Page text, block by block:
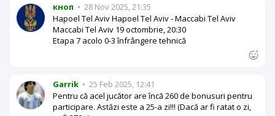
кноп • 28 Nov 2025, 21:35
Hapoel Tel Aviv Hapoel Tel Aviv - Maccabi Tel Aviv
Maccabi Tel Aviv 19 octombrie, 20:30
Etapa 7 acolo 0-3 înfrângere tehnică
Garrik • 25 Feb 2025, 12:41
Pentru că acel jucător are încă 260 de bonusuri pentru
participare. Astăzi este a 25-a zi!!! (Dacă ar fi ratat o zi,